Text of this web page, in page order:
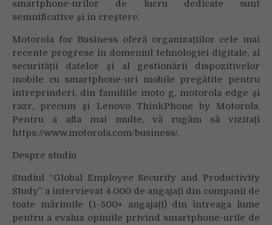
smartphone-urilor de lucru dedicate sunt
semnificative și în creștere.
Motorola for Business oferă organizațiilor cele mai
recente progrese în domeniul tehnologiei digitale, al
securității datelor și al gestionării dispozitivelor
mobile cu smartphone-uri mobile pregătite pentru
întreprinderi, din familiile moto g, motorola edge și
razr, precum și Lenovo ThinkPhone by Motorola.
Pentru a afla mai multe, vă rugăm să vizitați
https://www.motorola.com/business/.
Despre studiu
Studiul “Global Employee Security and Productivity
Study” a intervievat 4.000 de angajați din companii de
toate mărimile (1-500+ angajați) din întreaga lume
pentru a evalua opiniile privind smartphone-urile de